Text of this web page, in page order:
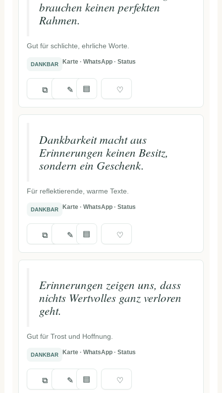
brauchen keinen perfekten
Rahmen.
Gut für schlichte, ehrliche Worte.
DANKBAR Karte · WhatsApp · Status
⧉ ✎ ▤ ♡
Dankbarkeit macht aus
Erinnerungen keinen Besitz,
sondern ein Geschenk.
Für reflektierende, warme Texte.
DANKBAR Karte · WhatsApp · Status
⧉ ✎ ▤ ♡
Erinnerungen zeigen uns, dass
nichts Wertvolles ganz verloren
geht.
Gut für Trost und Hoffnung.
DANKBAR Karte · WhatsApp · Status
⧉ ✎ ▤ ♡